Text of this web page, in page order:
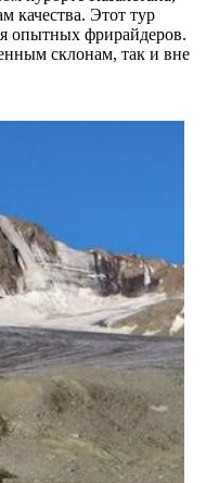
качества. Этот тур
опытных фрирайдеров.
склонам, так и вне